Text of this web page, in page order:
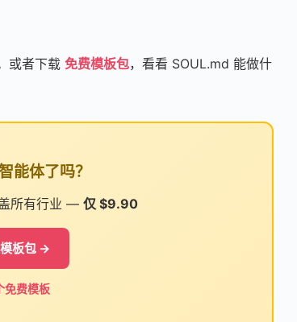
或者下载 免费模板包，看看 SOUL.md 能做什
能体了吗？
所有行业 — 仅 $9.90
板包 →
免费模板